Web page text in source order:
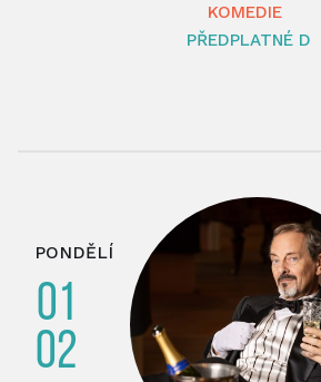
KOMEDIE
PŘEDPLATNÉ D
PONDĚLÍ
01
02